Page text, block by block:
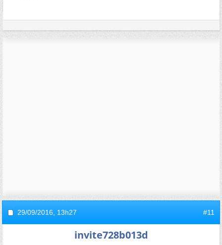
29/09/2016, 13h27 #11
invite728b013d